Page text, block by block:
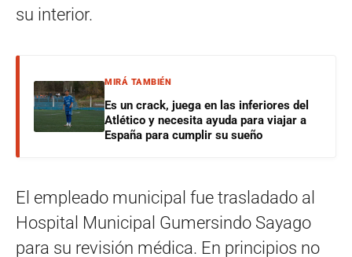
su interior.
MIRÁ TAMBIÉN
Es un crack, juega en las inferiores del
Atlético y necesita ayuda para viajar a
España para cumplir su sueño
El empleado municipal fue trasladado al
Hospital Municipal Gumersindo Sayago
para su revisión médica. En principios no